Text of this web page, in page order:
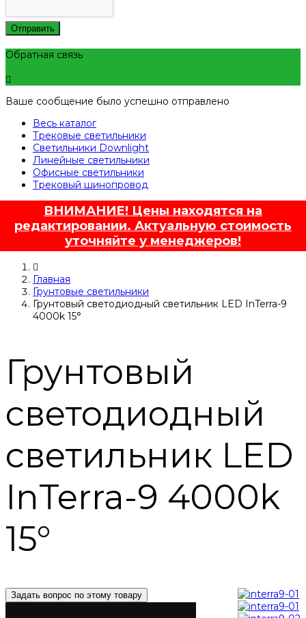
Отправить
Обратная связь
Ваше сообщение было успешно отправлено
Весь каталог
Трековые светильники
Светильники Downlight
Линейные светильники
Офисные светильники
Трековый шинопровод
ВНИМАНИЕ! Цены находятся на
редактировании. Актуальную стоимость
уточняйте у менеджеров!
Главная
Грунтовые светильники
Грунтовый светодиодный светильник LED InTerra-9
4000k 15°
Грунтовый
светодиодный
светильник LED
InTerra-9 4000k
15°
Задать вопрос по этому товару